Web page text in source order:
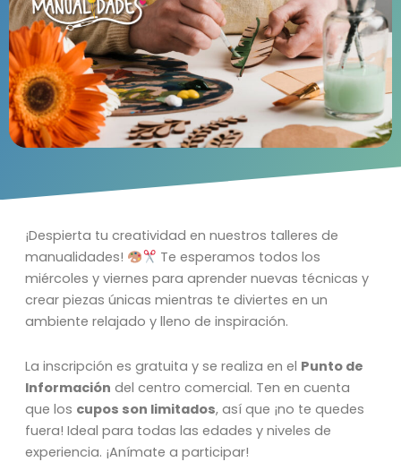
¡Despierta tu creatividad en nuestros talleres de
manualidades!
Te esperamos todos los
miércoles y viernes para aprender nuevas técnicas y
crear piezas únicas mientras te diviertes en un
ambiente relajado y lleno de inspiración.
La inscripción es gratuita y se realiza en el Punto de
Información del centro comercial. Ten en cuenta
que los cupos son limitados, así que ¡no te quedes
fuera! Ideal para todas las edades y niveles de
experiencia. ¡Anímate a participar!